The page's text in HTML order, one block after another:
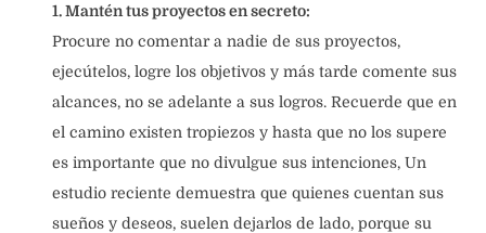
1. Mantén tus proyectos en secreto:
Procure no comentar a nadie de sus proyectos,
ejecútelos, logre los objetivos y más tarde comente sus
alcances, no se adelante a sus logros. Recuerde que en
el camino existen tropiezos y hasta que no los supere
es importante que no divulgue sus intenciones, Un
estudio reciente demuestra que quienes cuentan sus
sueños y deseos, suelen dejarlos de lado, porque su